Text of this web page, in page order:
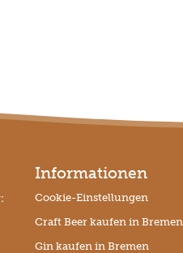
Informationen
Cookie-Einstellungen
Craft Beer kaufen in Bremen
Gin kaufen in Bremen